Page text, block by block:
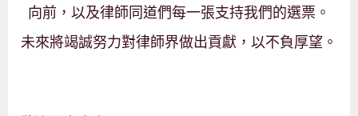
向前，以及律師同道們每一張支持我們的選票。
未來將竭誠努力對律師界做出貢獻，以不負厚望。